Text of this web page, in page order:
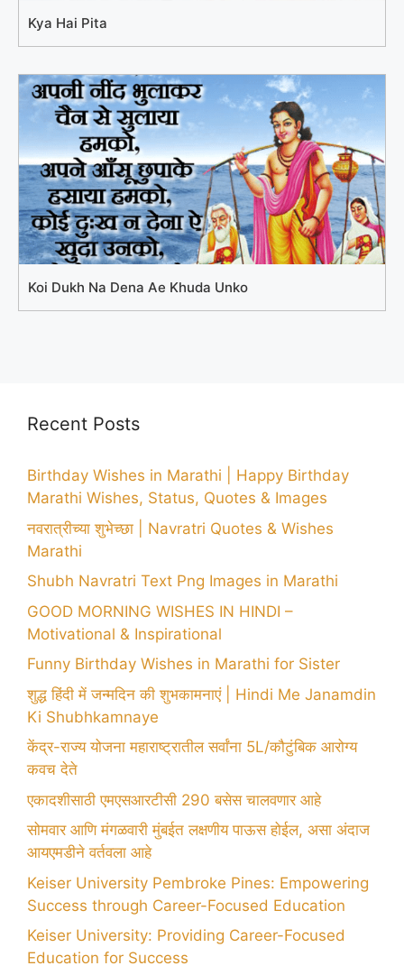
Kya Hai Pita
Koi Dukh Na Dena Ae Khuda Unko
Recent Posts
Birthday Wishes in Marathi | Happy Birthday
Marathi Wishes, Status, Quotes & Images
नवरात्रीच्या शुभेच्छा | Navratri Quotes & Wishes
Marathi
Shubh Navratri Text Png Images in Marathi
GOOD MORNING WISHES IN HINDI –
Motivational & Inspirational
Funny Birthday Wishes in Marathi for Sister
शुद्ध हिंदी में जन्मदिन की शुभकामनाएं | Hindi Me Janamdin
Ki Shubhkamnaye
केंद्र-राज्य योजना महाराष्ट्रातील सर्वांना 5L/कौटुंबिक आरोग्य
कवच देते
एकादशीसाठी एमएसआरटीसी 290 बसेस चालवणार आहे
सोमवार आणि मंगळवारी मुंबईत लक्षणीय पाऊस होईल, असा अंदाज
आयएमडीने वर्तवला आहे
Keiser University Pembroke Pines: Empowering
Success through Career-Focused Education
Keiser University: Providing Career-Focused
Education for Success